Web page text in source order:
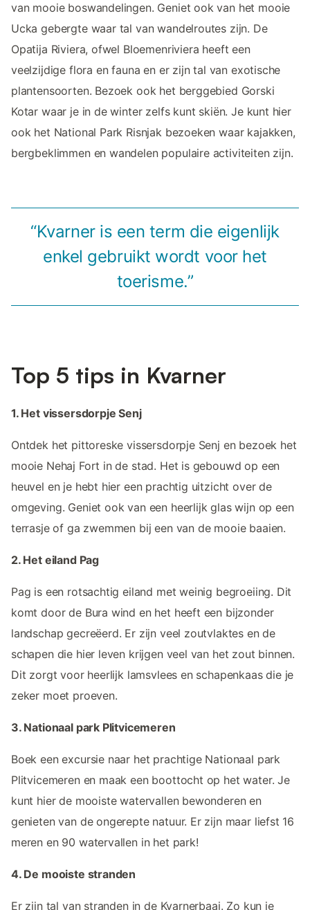
van mooie boswandelingen. Geniet ook van het mooie
Ucka gebergte waar tal van wandelroutes zijn. De
Opatija Riviera, ofwel Bloemenriviera heeft een
veelzijdige flora en fauna en er zijn tal van exotische
plantensoorten. Bezoek ook het berggebied Gorski
Kotar waar je in de winter zelfs kunt skiën. Je kunt hier
ook het National Park Risnjak bezoeken waar kajakken,
bergbeklimmen en wandelen populaire activiteiten zijn.
“Kvarner is een term die eigenlijk
enkel gebruikt wordt voor het
toerisme.”
Top 5 tips in Kvarner
1. Het vissersdorpje Senj
Ontdek het pittoreske vissersdorpje Senj en bezoek het
mooie Nehaj Fort in de stad. Het is gebouwd op een
heuvel en je hebt hier een prachtig uitzicht over de
omgeving. Geniet ook van een heerlijk glas wijn op een
terrasje of ga zwemmen bij een van de mooie baaien.
2. Het eiland Pag
Pag is een rotsachtig eiland met weinig begroeiing. Dit
komt door de Bura wind en het heeft een bijzonder
landschap gecreëerd. Er zijn veel zoutvlaktes en de
schapen die hier leven krijgen veel van het zout binnen.
Dit zorgt voor heerlijk lamsvlees en schapenkaas die je
zeker moet proeven.
3. Nationaal park Plitvicemeren
Boek een excursie naar het prachtige Nationaal park
Plitvicemeren en maak een boottocht op het water. Je
kunt hier de mooiste watervallen bewonderen en
genieten van de ongerepte natuur. Er zijn maar liefst 16
meren en 90 watervallen in het park!
4. De mooiste stranden
Er zijn tal van stranden in de Kvarnerbaai. Zo kun je